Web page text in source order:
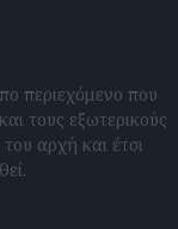
περιεχόμενο που
τους εξωτερικούς
αρχή και έτσι